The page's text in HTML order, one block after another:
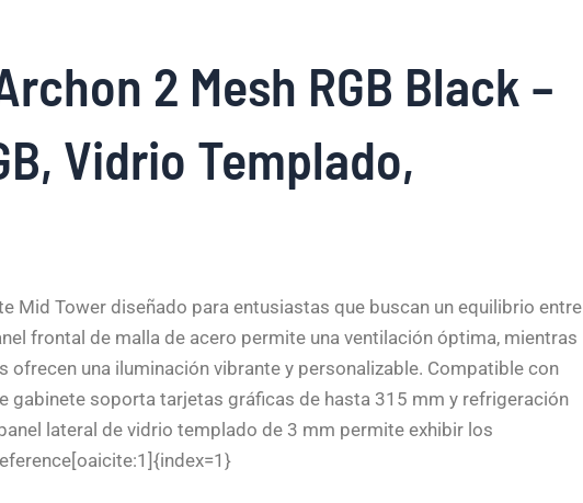
2 Mesh RGB Black –
Vidrio Templado,
Mid Tower diseñado para entusiastas que buscan un equilibrio entre
frontal de malla de acero permite una ventilación óptima, mientras
ofrecen una iluminación vibrante y personalizable. Compatible con
gabinete soporta tarjetas gráficas de hasta 315 mm y refrigeración
lateral de vidrio templado de 3 mm permite exhibir los